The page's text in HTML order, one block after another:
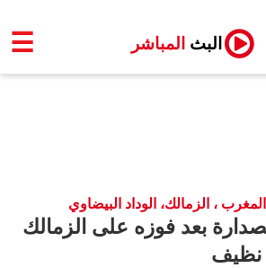
☰ البث المباشر
، الزمالك، الوداد البيضاوي
بعد فوزه على الزمالك
نظيف